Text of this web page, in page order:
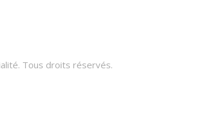
. Tous droits réservés.